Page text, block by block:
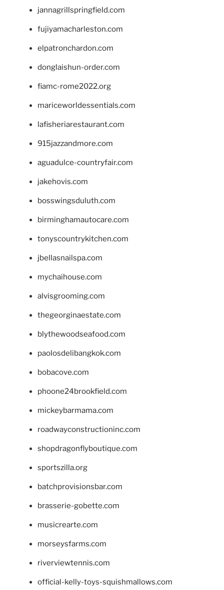
jannagrillspringfield.com
fujiyamacharleston.com
elpatronchardon.com
donglaishun-order.com
fiamc-rome2022.org
mariceworldessentials.com
lafisheriarestaurant.com
915jazzandmore.com
aguadulce-countryfair.com
jakehovis.com
bosswingsduluth.com
birminghamautocare.com
tonyscountrykitchen.com
jbellasnailspa.com
mychaihouse.com
alvisgrooming.com
thegeorginaestate.com
blythewoodseafood.com
paolosdelibangkok.com
bobacove.com
phoone24brookfield.com
mickeybarmama.com
roadwayconstructioninc.com
shopdragonflyboutique.com
sportszilla.org
batchprovisionsbar.com
brasserie-gobette.com
musicrearte.com
morseysfarms.com
riverviewtennis.com
official-kelly-toys-squishmallows.com